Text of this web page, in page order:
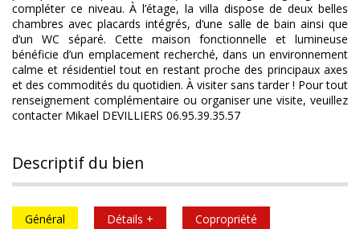
compléter ce niveau. À l’étage, la villa dispose de deux belles
chambres avec placards intégrés, d’une salle de bain ainsi que
d’un WC séparé. Cette maison fonctionnelle et lumineuse
bénéficie d’un emplacement recherché, dans un environnement
calme et résidentiel tout en restant proche des principaux axes
et des commodités du quotidien. À visiter sans tarder ! Pour tout
renseignement complémentaire ou organiser une visite, veuillez
contacter Mikael DEVILLIERS 06.95.39.35.57
descriptif du bien
Général Détails + Copropriété